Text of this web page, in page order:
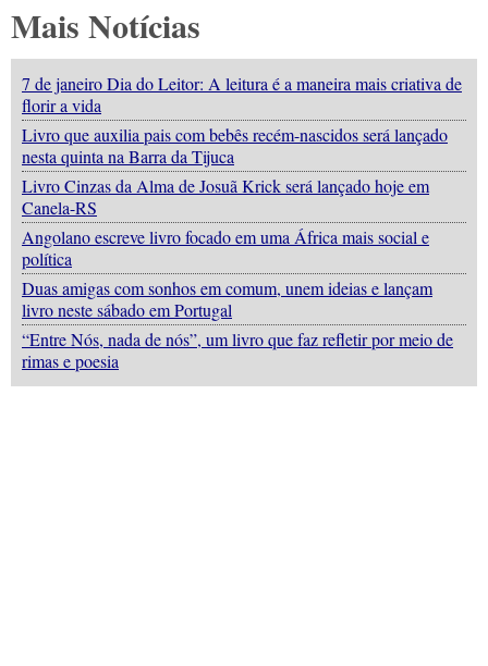
Mais Notícias
7 de janeiro Dia do Leitor: A leitura é a maneira mais criativa de
florir a vida
Livro que auxilia pais com bebês recém-nascidos será lançado
nesta quinta na Barra da Tijuca
Livro Cinzas da Alma de Josuã Krick será lançado hoje em
Canela-RS
Angolano escreve livro focado em uma África mais social e
política
Duas amigas com sonhos em comum, unem ideias e lançam
livro neste sábado em Portugal
“Entre Nós, nada de nós”, um livro que faz refletir por meio de
rimas e poesia